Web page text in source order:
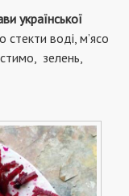
української
воді, м’ясо
зелень,